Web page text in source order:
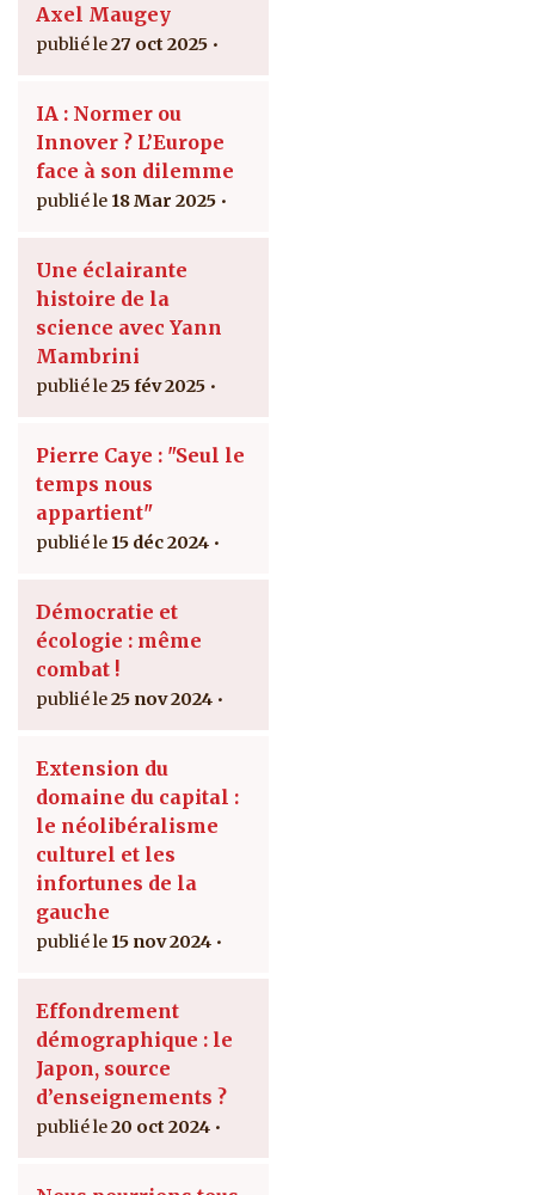
Axel Maugey
27 oct 2025
IA : Normer ou
Innover ? L’Europe
face à son dilemme
18 Mar 2025
Une éclairante
histoire de la
science avec Yann
Mambrini
25 fév 2025
Pierre Caye : "Seul le
temps nous
appartient"
15 déc 2024
Démocratie et
écologie : même
combat !
25 nov 2024
Extension du
domaine du capital :
le néolibéralisme
culturel et les
infortunes de la
gauche
15 nov 2024
Effondrement
démographique : le
Japon, source
d’enseignements ?
20 oct 2024